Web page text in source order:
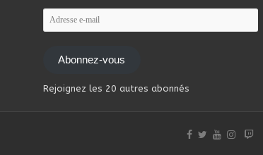
Adresse
e-
mail
Abonnez-vous
Rejoignez les 20 autres abonnés